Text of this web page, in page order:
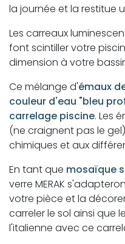
la journée et la restitue
Les carreaux
font scintiller votre
dimension à votre
Ce mélange d'émaux
couleur d'eau "bleu
carrelage piscine. Les
(ne craignent pas le
chimiques et aux
En tant que mosaïque
verre MERAK
votre pièce et la
carreler le sol ainsi que
l'italienne avec ce